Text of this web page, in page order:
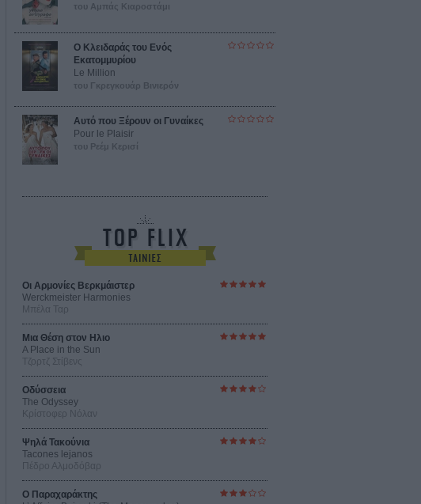
του Αμπάς Κιαροστάμι
Ο Κλειδαράς του Ενός
Εκατομμυρίου
Le Million
του Γκρεγκουάρ Βινιερόν
Αυτό που Ξέρουν οι Γυναίκες
Pour le Plaisir
του Ρεέμ Κερισί
Οι Αρμονίες Βερκμάιστερ
Werckmeister Harmonies
Μπέλα Ταρ
Μια Θέση στον Ηλιο
A Place in the Sun
Τζορτζ Στίβενς
Οδύσσεια
The Odyssey
Κρίστοφερ Νόλαν
Ψηλά Τακούνια
Tacones lejanos
Πέδρο Αλμοδόβαρ
Ο Παραχαράκτης